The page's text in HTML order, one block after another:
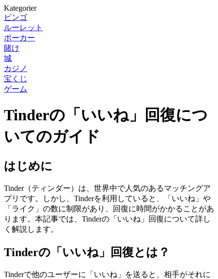
Kategorier
ビンゴ
ルーレット
ポーカー
賭け
城
カジノ
宝くじ
ゲーム
Tinderの「いいね」回復につ
いてのガイド
はじめに
Tinder（ティンダー）は、世界中で人気のあるマッチングア
プリです。しかし、Tinderを利用していると、「いいね」や
「ライク」の数に制限があり、回復に時間がかかることがあ
ります。本記事では、Tinderの「いいね」回復について詳し
く解説します。
Tinderの「いいね」回復とは？
Tinderで他のユーザーに「いいね」を送ると、相手がそれに